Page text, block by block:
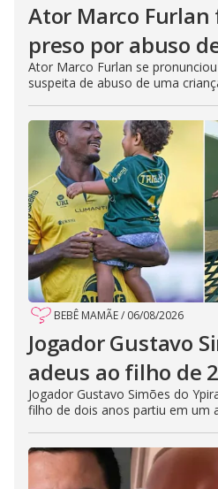
Ator Marco Furlan
preso por abuso
Ator Marco Furlan se
suspeita de abuso de uma
BEBÊ MAMÃE/ 06/08/2026
Jogador Gustavo
adeus ao filho de
Jogador Gustavo Simões do
filho de dois anos partiu em um